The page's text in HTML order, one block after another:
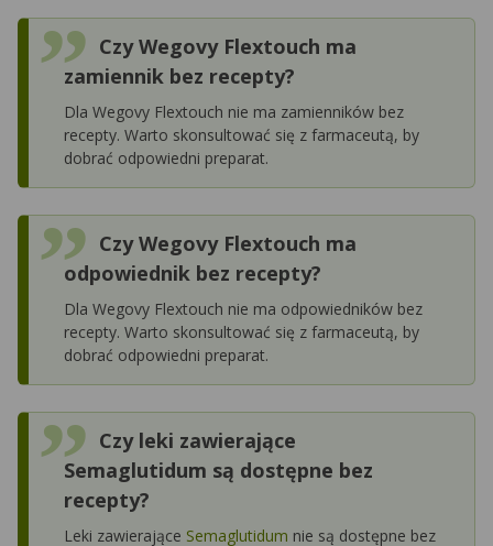
Czy Wegovy Flextouch ma
zamiennik bez recepty?
Dla Wegovy Flextouch nie ma zamienników bez
recepty. Warto skonsultować się z farmaceutą, by
dobrać odpowiedni preparat.
Czy Wegovy Flextouch ma
odpowiednik bez recepty?
Dla Wegovy Flextouch nie ma odpowiedników bez
recepty. Warto skonsultować się z farmaceutą, by
dobrać odpowiedni preparat.
Czy leki zawierające
Semaglutidum są dostępne bez
recepty?
Leki zawierające Semaglutidum nie są dostępne bez